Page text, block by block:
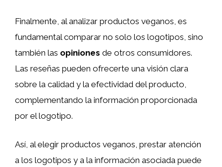
Finalmente, al analizar productos veganos, es
fundamental comparar no solo los logotipos, sino
también las opiniones de otros consumidores.
Las reseñas pueden ofrecerte una visión clara
sobre la calidad y la efectividad del producto,
complementando la información proporcionada
por el logotipo.
Así, al elegir productos veganos, prestar atención
a los logotipos y a la información asociada puede